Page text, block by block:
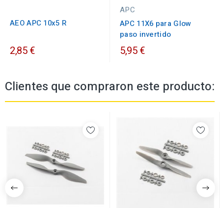
AEO APC 10x5 R
2,85 €
APC
APC 11X6 para Glow
paso invertido
5,95 €
Clientes que compraron este producto: